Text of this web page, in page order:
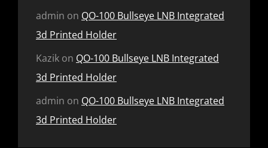
admin on QO-100 Bullseye LNB Integrated
3d Printed Holder
Kazik on QO-100 Bullseye LNB Integrated
3d Printed Holder
admin on QO-100 Bullseye LNB Integrated
3d Printed Holder